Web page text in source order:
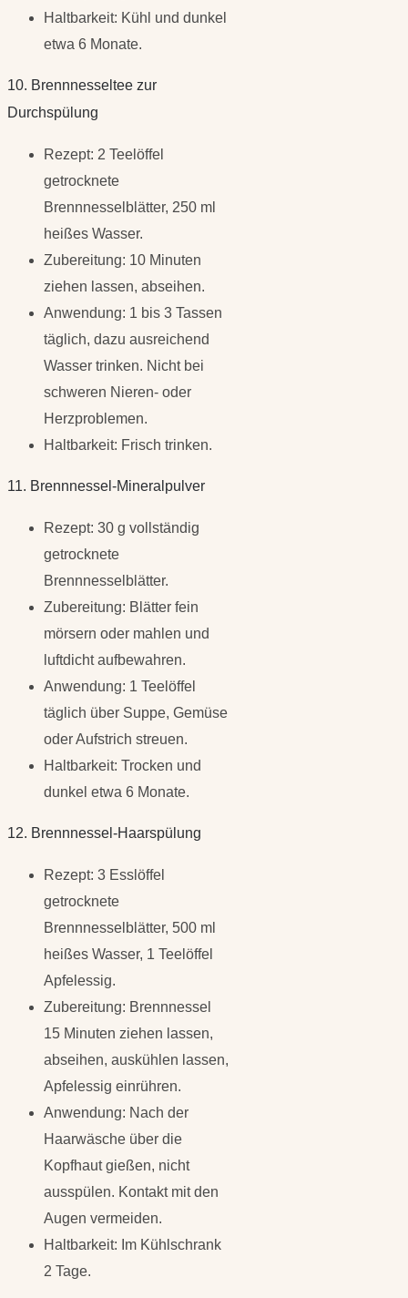
Haltbarkeit: Kühl und dunkel
etwa 6 Monate.
10. Brennnesseltee zur
Durchspülung
Rezept: 2 Teelöffel
getrocknete
Brennnesselblätter, 250 ml
heißes Wasser.
Zubereitung: 10 Minuten
ziehen lassen, abseihen.
Anwendung: 1 bis 3 Tassen
täglich, dazu ausreichend
Wasser trinken. Nicht bei
schweren Nieren- oder
Herzproblemen.
Haltbarkeit: Frisch trinken.
11. Brennnessel-Mineralpulver
Rezept: 30 g vollständig
getrocknete
Brennnesselblätter.
Zubereitung: Blätter fein
mörsern oder mahlen und
luftdicht aufbewahren.
Anwendung: 1 Teelöffel
täglich über Suppe, Gemüse
oder Aufstrich streuen.
Haltbarkeit: Trocken und
dunkel etwa 6 Monate.
12. Brennnessel-Haarspülung
Rezept: 3 Esslöffel
getrocknete
Brennnesselblätter, 500 ml
heißes Wasser, 1 Teelöffel
Apfelessig.
Zubereitung: Brennnessel
15 Minuten ziehen lassen,
abseihen, auskühlen lassen,
Apfelessig einrühren.
Anwendung: Nach der
Haarwäsche über die
Kopfhaut gießen, nicht
ausspülen. Kontakt mit den
Augen vermeiden.
Haltbarkeit: Im Kühlschrank
2 Tage.